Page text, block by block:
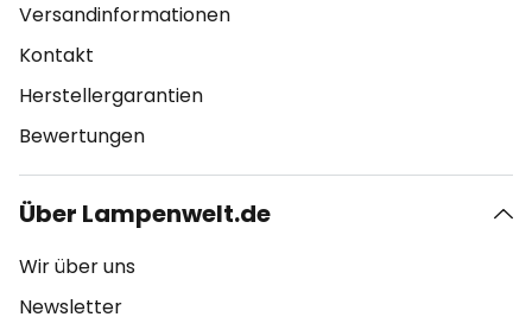
Versandinformationen
Kontakt
Herstellergarantien
Bewertungen
Über Lampenwelt.de
Wir über uns
Newsletter